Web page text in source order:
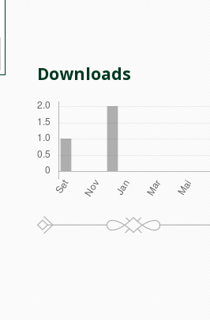
Downloads